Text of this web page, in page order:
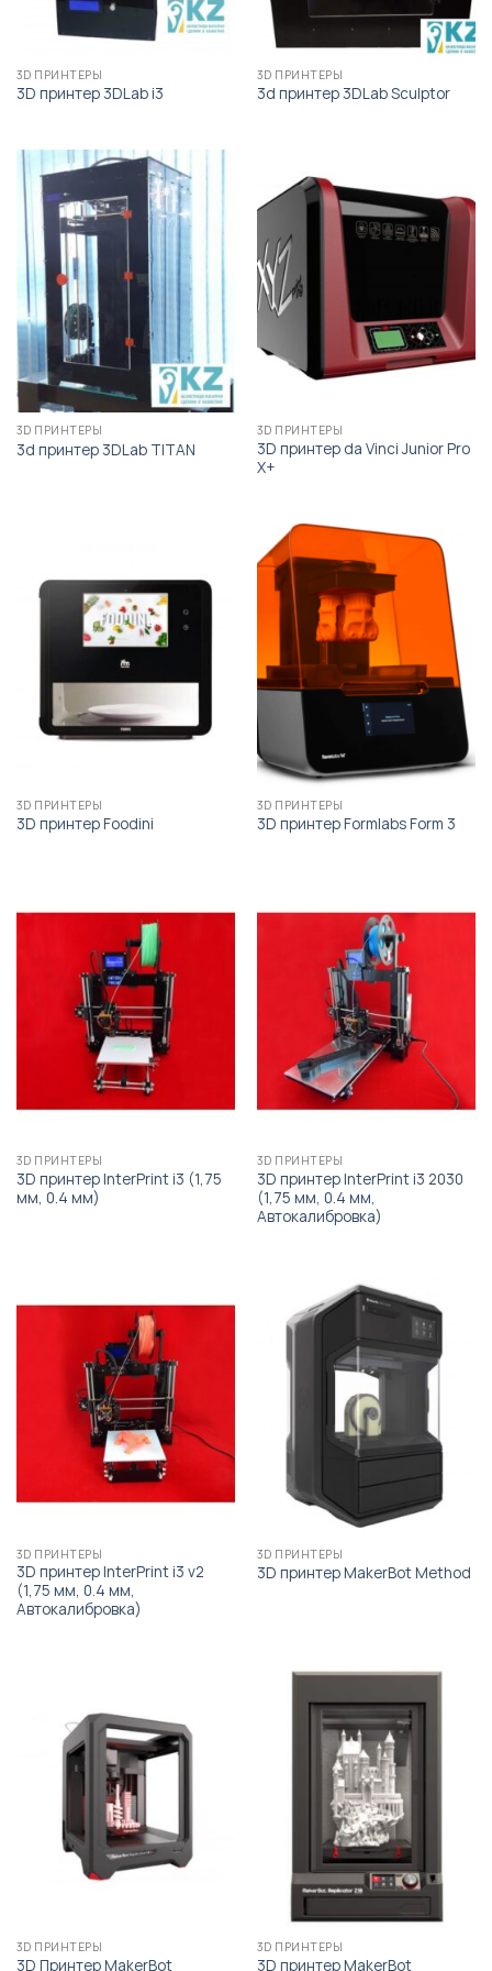
3D ПРИНТЕРЫ
3D принтер 3DLab i3
3D ПРИНТЕРЫ
3d принтер 3DLab Sculptor
3D ПРИНТЕРЫ
3d принтер 3DLab TITAN
3D ПРИНТЕРЫ
3D принтер da Vinci Junior Pro
X+
3D ПРИНТЕРЫ
3D принтер Foodini
3D ПРИНТЕРЫ
3D принтер Formlabs Form 3
3D ПРИНТЕРЫ
3D принтер InterPrint i3 (1,75
мм, 0.4 мм)
3D ПРИНТЕРЫ
3D принтер InterPrint i3 2030
(1,75 мм, 0.4 мм,
Автокалибровка)
3D ПРИНТЕРЫ
3D принтер InterPrint i3 v2
(1,75 мм, 0.4 мм,
Автокалибровка)
3D ПРИНТЕРЫ
3D принтер MakerBot Method
3D ПРИНТЕРЫ
3D Принтер MakerBot
3D ПРИНТЕРЫ
3D принтер MakerBot